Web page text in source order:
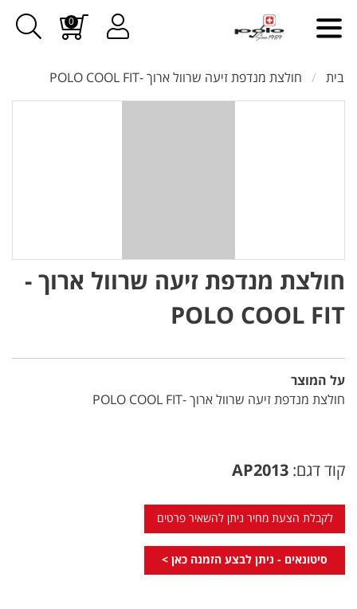
0
בית חולצת מנדפת זיעה שרוול ארוך -POLO COOL FIT
חולצת מנדפת זיעה שרוול ארוך -
POLO COOL FIT
על המוצר
חולצת מנדפת זיעה שרוול ארוך -POLO COOL FIT
קוד דגם: AP2013
לקבלת הצעת מחיר ניתן להשאיר פרטים
סיטונאים - ניתן לבצע הזמנה כאן >